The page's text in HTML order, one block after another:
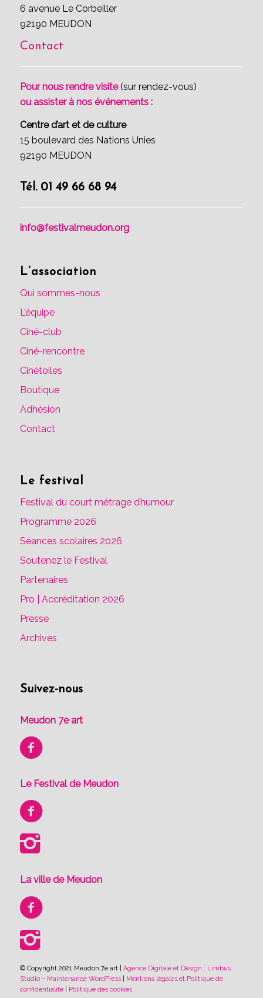
6 avenue Le Corbeiller
92190 MEUDON
Contact
Pour nous rendre visite(sur rendez-vous)
ou assister à nos événements :
Centre d’art et de culture
15 boulevard des Nations Unies
92190 MEUDON
Tél. 01 49 66 68 94
info@festivalmeudon.org
L’association
Qui sommes-nous
L’équipe
Ciné-club
Ciné-rencontre
Cinétoiles
Boutique
Adhésion
Contact
Le festival
Festival du court métrage d’humour
Programme 2026
Séances scolaires 2026
Soutenez le Festival
Partenaires
Pro | Accréditation 2026
Presse
Archives
Suivez-nous
Meudon 7e art
Le Festival de Meudon
La ville de Meudon
© Copyright 2021 Meudon 7e art | Agence Digitale et Design : Limbus
Studio– Maintenance WordPress|
Mentions légales et Politique de
confidentialité| Politique des cookies